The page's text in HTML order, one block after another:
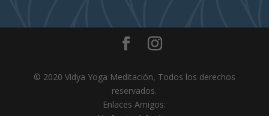
© 2020 Vidya Yoga Meditación, Todos los derechos
reservados.
Enlaces Amigos: